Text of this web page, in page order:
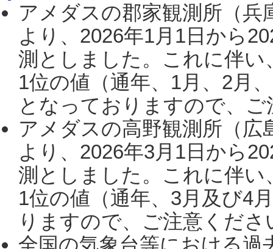
アメダスの郡家観測所（
より、2026年1月1日から
測としました。これに伴い
1位の値（通年、1月、2月
となっておりますので、
アメダスの高野観測所（
より、2026年3月1日から
測としました。これに伴い
1位の値（通年、3月及び4
りますので、ご注意くだ
全国の気象台等における過